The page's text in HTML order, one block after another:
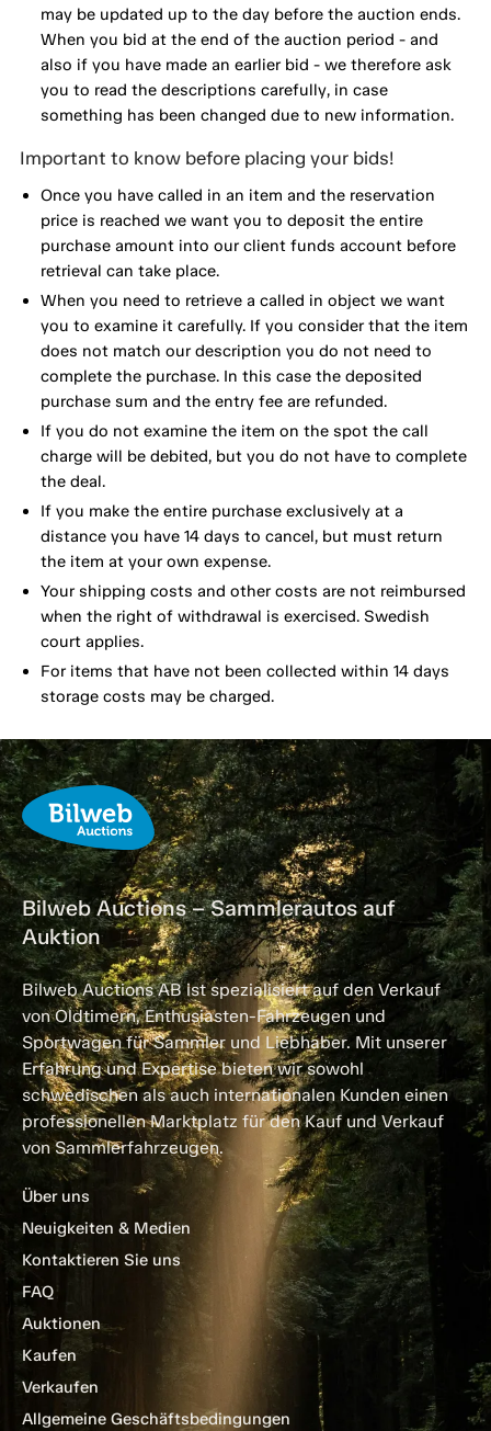
may be updated up to the day before the auction ends.
When you bid at the end of the auction period - and
also if you have made an earlier bid - we therefore ask
you to read the descriptions carefully, in case
something has been changed due to new information.
Important to know before placing your bids!
Once you have called in an item and the reservation
price is reached we want you to deposit the entire
purchase amount into our client funds account before
retrieval can take place.
When you need to retrieve a called in object we want
you to examine it carefully. If you consider that the item
does not match our description you do not need to
complete the purchase. In this case the deposited
purchase sum and the entry fee are refunded.
If you do not examine the item on the spot the call
charge will be debited, but you do not have to complete
the deal.
If you make the entire purchase exclusively at a
distance you have 14 days to cancel, but must return
the item at your own expense.
Your shipping costs and other costs are not reimbursed
when the right of withdrawal is exercised. Swedish
court applies.
For items that have not been collected within 14 days
storage costs may be charged.
Bilweb Auctions – Sammlerautos auf
Auktion
Bilweb Auctions AB ist spezialisiert auf den Verkauf
von Oldtimern, Enthusiasten-Fahrzeugen und
Sportwagen für Sammler und Liebhaber. Mit unserer
Erfahrung und Expertise bieten wir sowohl
schwedischen als auch internationalen Kunden einen
professionellen Marktplatz für den Kauf und Verkauf
von Sammlerfahrzeugen.
Über uns
Neuigkeiten & Medien
Kontaktieren Sie uns
FAQ
Auktionen
Kaufen
Verkaufen
Allgemeine Geschäftsbedingungen